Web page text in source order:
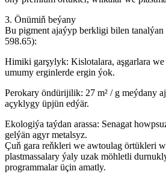
3. Önümiň beýany
Bu pigment ajaýyp berkligi bilen
598.65):
Himiki garşylyk: Kislotalara, aşgarlara
umumy erginlerde ergin ýok.
Perokary öndürijilik: 27 m² / g meýdany
açyklygy üpjün edýär.
Ekologiýa taýdan arassa: Senagat
gelýän agyr metalsyz.
Çuň gara reňkleri we awtoulag örtükleri
plastmassalary ýaly uzak möhletli
programmalar üçin amatly.